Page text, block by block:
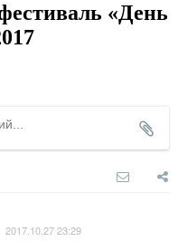
«День
2017.10.27 23:29